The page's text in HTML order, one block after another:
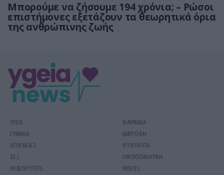
Μπορούμε να ζήσουμε 194 χρόνια; – Ρώσοι
επιστήμονες εξετάζουν τα θεωρητικά όρια
της ανθρώπινης ζωής
ΥΓΕΙΑ
ΦΑΡΜΑΚΑ
ΓΥΝΑΙΚΑ
ΔΙΑΤΡΟΦΗ
ΑΣΘΕΝΕΙΕΣ
ΨΥΧΟΛΟΓΙΑ
ΣΕΞ
ΟΜΟΙΟΠΑΘΗΤΙΚΗ
HEALTHY PETS
VIDEOS